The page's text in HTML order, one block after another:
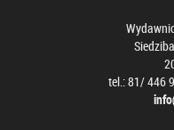
tel.: 81/ 446